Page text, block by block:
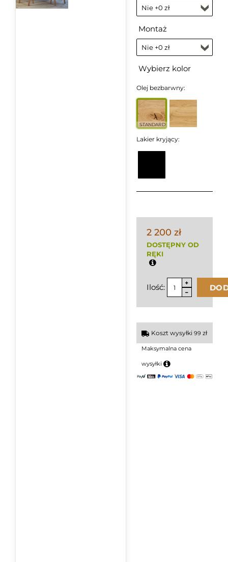
Montaż
Wybierz kolor
Olej bezbarwny:
STANDARD
Lakier kryjący:
2 200 zł
DOSTĘPNY OD
RĘKI
Ilość:
Koszt wysyłki 99 zł
Maksymalna cena
wysyłki